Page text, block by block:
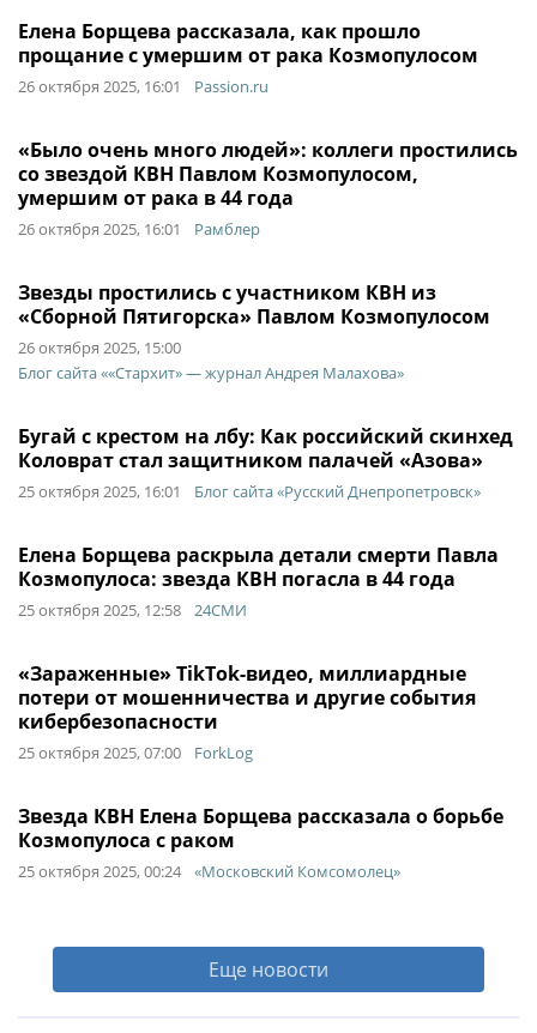
Елена Борщева рассказала, как прошло
прощание с умершим от рака Козмопулосом
26 октября 2025, 16:01 Passion.ru
«Было очень много людей»: коллеги простились
со звездой КВН Павлом Козмопулосом,
умершим от рака в 44 года
26 октября 2025, 16:01 Рамблер
Звезды простились с участником КВН из
«Сборной Пятигорска» Павлом Козмопулосом
26 октября 2025, 15:00
Блог сайта ««Стархит» — журнал Андрея Малахова»
Бугай с крестом на лбу: Как российский скинхед
Коловрат стал защитником палачей «Азова»
25 октября 2025, 16:01 Блог сайта «Русский Днепропетровск»
Елена Борщева раскрыла детали смерти Павла
Козмопулоса: звезда КВН погасла в 44 года
25 октября 2025, 12:58 24СМИ
«Зараженные» TikTok-видео, миллиардные
потери от мошенничества и другие события
кибербезопасности
25 октября 2025, 07:00 ForkLog
Звезда КВН Елена Борщева рассказала о борьбе
Козмопулоса с раком
25 октября 2025, 00:24 «Московский Комсомолец»
Еще новости